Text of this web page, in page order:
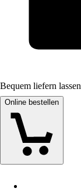
Bequem liefern lassen
Online bestellen